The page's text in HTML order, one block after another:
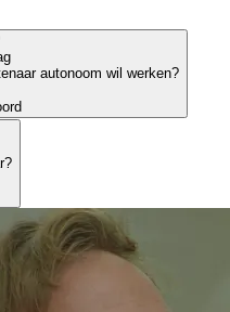
autonoom wil werken?